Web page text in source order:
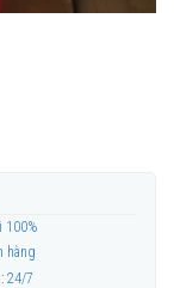
100%
hàng
24/7